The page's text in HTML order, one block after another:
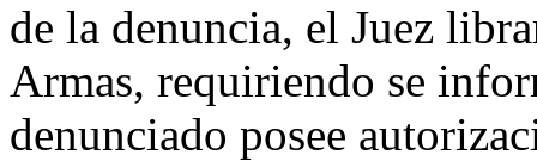
de la denuncia, el Juez
Armas, requiriendo se
denunciado posee